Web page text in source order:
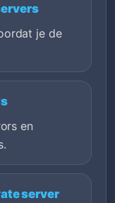
je de
en
server